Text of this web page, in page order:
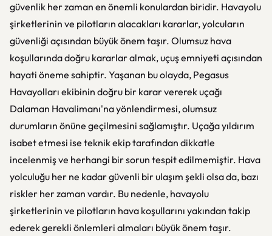
güvenlik her zaman en önemli konulardan biridir. Havayolu
şirketlerinin ve pilotların alacakları kararlar, yolcuların
güvenliği açısından büyük önem taşır. Olumsuz hava
koşullarında doğru kararlar almak, uçuş emniyeti açısından
hayati öneme sahiptir. Yaşanan bu olayda, Pegasus
Havayolları ekibinin doğru bir karar vererek uçağı
Dalaman Havalimanı'na yönlendirmesi, olumsuz
durumların önüne geçilmesini sağlamıştır. Uçağa yıldırım
isabet etmesi ise teknik ekip tarafından dikkatle
incelenmiş ve herhangi bir sorun tespit edilmemiştir. Hava
yolculuğu her ne kadar güvenli bir ulaşım şekli olsa da, bazı
riskler her zaman vardır. Bu nedenle, havayolu
şirketlerinin ve pilotların hava koşullarını yakından takip
ederek gerekli önlemleri almaları büyük önem taşır.